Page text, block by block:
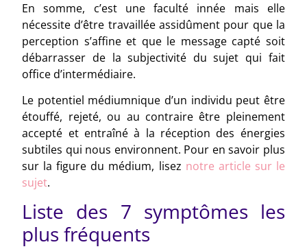
En somme, c’est une faculté innée mais elle
nécessite d’être travaillée assidûment pour que la
perception s’affine et que le message capté soit
débarrasser de la subjectivité du sujet qui fait
office d’intermédiaire.
Le potentiel médiumnique d’un individu peut être
étouffé, rejeté, ou au contraire être pleinement
accepté et entraîné à la réception des énergies
subtiles qui nous environnent. Pour en savoir plus
sur la figure du médium, lisez notre article sur le
sujet.
Liste des 7 symptômes les
plus fréquents